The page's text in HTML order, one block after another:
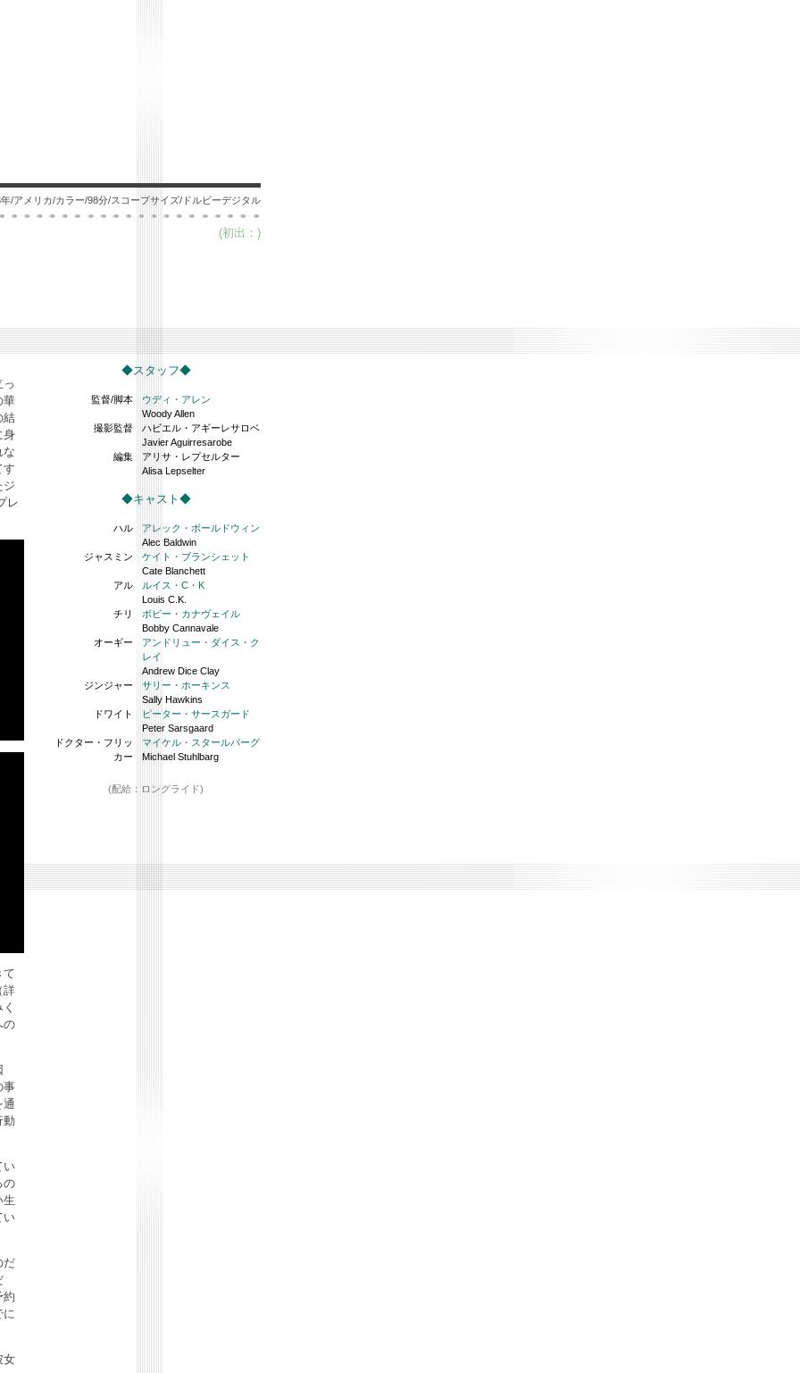
/アメリカ/カラー/98分/スコープサイズ/ドルビーデジタル
(初出：)
華
結
身
な
す
ジ
レ
て
詳
の
事
通
動
い
の
生
い
だ
約
に
女
◆スタッフ◆
監督/脚本
ウディ・アレン
Woody Allen
撮影監督
ハビエル・アギーレサロベ
Javier Aguirresarobe
編集
アリサ・レプセルター
Alisa Lepselter
◆キャスト◆
ハル
アレック・ボールドウィン
Alec Baldwin
ジャスミン
ケイト・ブランシェット
Cate Blanchett
アル
ルイス・C・K
Louis C.K.
チリ
ボビー・カナヴェイル
Bobby Cannavale
オーギー
アンドリュー・ダイス・ク
レイ
Andrew Dice Clay
ジンジャー
サリー・ホーキンス
Sally Hawkins
ドワイト
ピーター・サースガード
Peter Sarsgaard
ドクター・フリッ
カー
マイケル・スタールバーグ
Michael Stuhlbarg
(配給：ロングライド)